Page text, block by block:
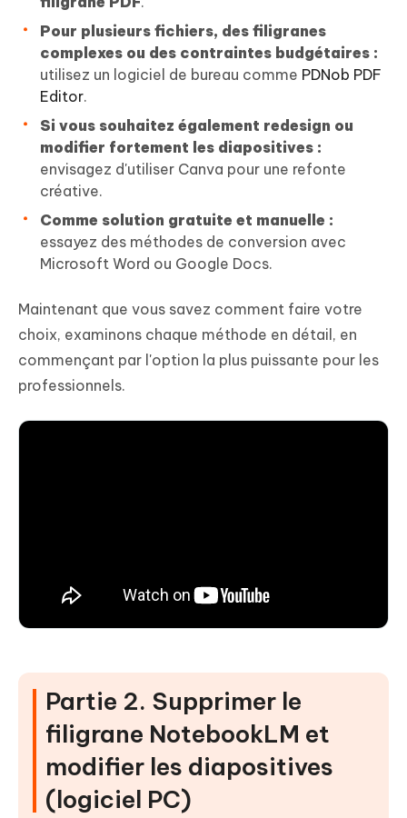
Pour plusieurs fichiers, des filigranes
complexes ou des contraintes budgétaires :
utilisez un logiciel de bureau comme PDNob PDF
Editor.
Si vous souhaitez également redesign ou
modifier fortement les diapositives :
envisagez d'utiliser Canva pour une refonte
créative.
Comme solution gratuite et manuelle :
essayez des méthodes de conversion avec
Microsoft Word ou Google Docs.
Maintenant que vous savez comment faire votre
choix, examinons chaque méthode en détail, en
commençant par l'option la plus puissante pour les
professionnels.
Partie 2. Supprimer le
filigrane NotebookLM et
modifier les diapositives
(logiciel PC)